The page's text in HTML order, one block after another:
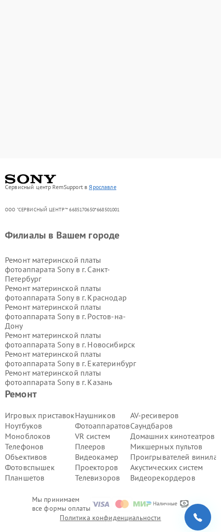
Сервисный центр RemSupport в Ярославле
ООО "СЕРВИСНЫЙ ЦЕНТР"* 6685170650*668501001
Мы принимаем
все формы оплаты
Ремонт
Игровых приставок
Ноутбуков
Моноблоков
Телефонов
Объективов
Фотовспышек
Планшетов
Наушников
Фотоаппаратов
VR систем
Плееров
Видеокамер
Проекторов
Телевизоров
AV-ресиверов
Саундбаров
Домашних кинотеатров
Микшерных пультов
Проигрывателей винила
Акустических систем
Видеорекордеров
Филиалы в Вашем городе
Ремонт материнской платы
фотоаппарата Sony в г. Санкт-
Петербург
Ремонт материнской платы
фотоаппарата Sony в г. Краснодар
Ремонт материнской платы
фотоаппарата Sony в г. Ростов-на-
Дону
Ремонт материнской платы
фотоаппарата Sony в г. Новосибирск
Ремонт материнской платы
фотоаппарата Sony в г. Екатеринбург
Ремонт материнской платы
фотоаппарата Sony в г. Казань
Ремонт материнской платы
фотоаппарата Sony в г.
фотоаппарата Sony в г.Волгоград
Ремонт материнской платы
фотоаппарата Sony в г.Самара
Ремонт материнской платы
фотоаппарата Sony в г.Пермь
Ремонт материнской платы
фотоаппарата Sony в г.Красноярск
фотоаппарата Sony в г.
Ремонт материнской платы
фотоаппарата Sony в г.Челябинск
Ремонт материнской платы
Политика конфиденциальности